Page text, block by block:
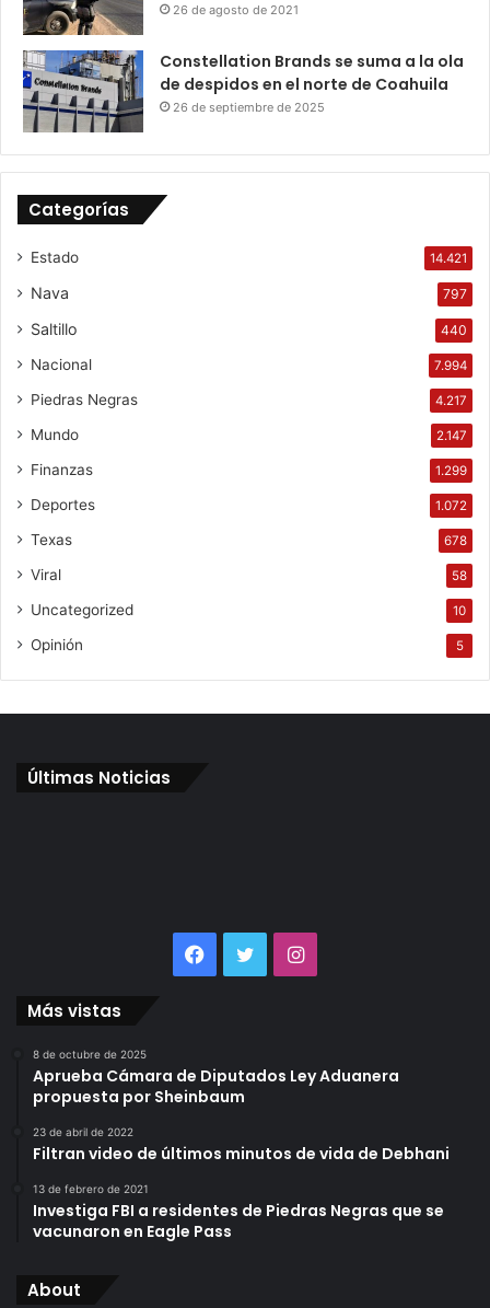
26 de agosto de 2021
Constellation Brands se suma a la ola
de despidos en el norte de Coahuila
26 de septiembre de 2025
Categorías
Estado 14.421
Nava 797
Saltillo 440
Nacional 7.994
Piedras Negras 4.217
Mundo 2.147
Finanzas 1.299
Deportes 1.072
Texas 678
Viral 58
Uncategorized 10
Opinión 5
Últimas Noticias
Facebook
TwitterInstagram
Más vistas
8 de octubre de 2025
Aprueba Cámara de Diputados Ley Aduanera
propuesta por Sheinbaum
23 de abril de 2022
Filtran video de últimos minutos de vida de Debhani
13 de febrero de 2021
Investiga FBI a residentes de Piedras Negras que se
vacunaron en Eagle Pass
About